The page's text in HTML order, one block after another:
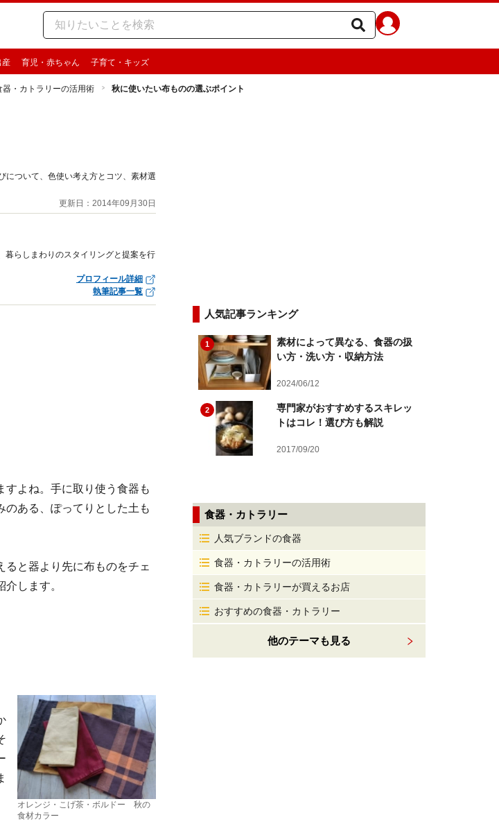
産 育児・赤ちゃん 子育て・キッズ
器・カトラリーの活用術 秋に使いたい布ものの選ぶポイント
について、色使い考え方とコツ、素材選
更新日：2014年09月30日
暮らしまわりのスタイリングと提案を行
プロフィール詳細
執筆記事一覧
よね。手に取り使う食器も
のある、ぽってりとした土も
と器より先に布ものをチェ
します。
オレンジ・こげ茶・ボルドー 秋の
食材カラー
人気記事ランキング
1
素材によって異なる、食器の扱
い方・洗い方・収納方法
2024/06/12
2
専門家がおすすめするスキレッ
トはコレ！選び方も解説
2017/09/20
食器・カトラリー
人気ブランドの食器
食器・カトラリーの活用術
食器・カトラリーが買えるお店
おすすめの食器・カトラリー
他のテーマも見る